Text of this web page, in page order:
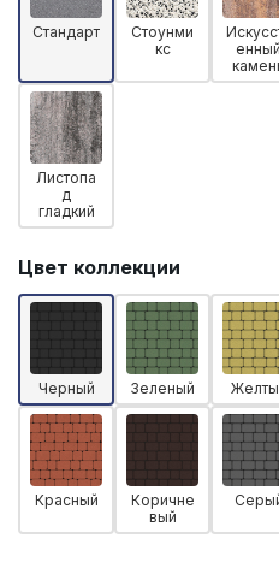
Стандарт
Стоунми
кс
енный
Листопа
д
гладкий
Цвет коллекции
Черный Зеленый
Красный
Коричне
вый